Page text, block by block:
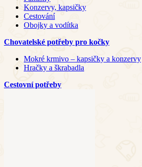
Konzervy, kapsičky
Cestování
Obojky a vodítka
Chovatelské potřeby pro kočky
Mokré krmivo – kapsičky a konzervy
Hračky a škrabadla
Cestovní potřeby